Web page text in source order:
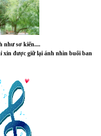
như sơ kiến....
xin được giữ lại ánh nhìn buổi ban